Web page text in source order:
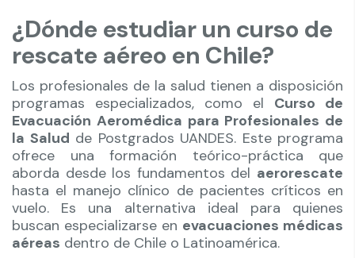
¿Dónde estudiar un curso de
rescate aéreo en Chile?
Los profesionales de la salud tienen a disposición
programas especializados, como el Curso de
Evacuación Aeromédica para Profesionales de
la Salud de Postgrados UANDES. Este programa
ofrece una formación teórico-práctica que
aborda desde los fundamentos del aerorescate
hasta el manejo clínico de pacientes críticos en
vuelo. Es una alternativa ideal para quienes
buscan especializarse en evacuaciones médicas
aéreas dentro de Chile o Latinoamérica.